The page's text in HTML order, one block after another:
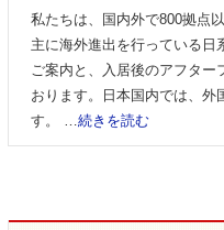
私たちは、国内外で800拠点
主に海外進出を行っている日
ご案内と、入居後のアフタ
おります。日本国内では、外
す。 … 続きを読む